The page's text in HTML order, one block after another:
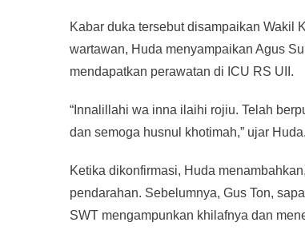
Kabar duka tersebut disampaikan Wakil
wartawan, Huda menyampaikan Agus
mendapatkan perawatan di ICU RS UII.
“Innalillahi wa inna ilaihi rojiu. Telah
dan semoga husnul khotimah,” ujar Huda.
Ketika dikonfirmasi, Huda
pendarahan. Sebelumnya, Gus Ton,
SWT mengampunkan khilafnya dan